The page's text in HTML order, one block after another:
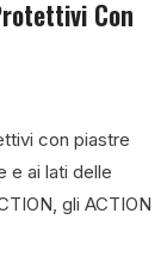
Con
con piastre
e ai lati delle
gli ACTION